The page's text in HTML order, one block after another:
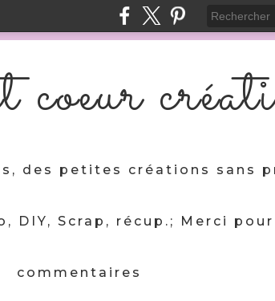
des petites créations sans
DIY, Scrap, récup.; Merci
commentaires